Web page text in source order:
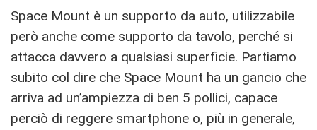
Space Mount è un supporto da auto, utilizzabile
però anche come supporto da tavolo, perché si
attacca davvero a qualsiasi superficie. Partiamo
subito col dire che Space Mount ha un gancio che
arriva ad un’ampiezza di ben 5 pollici, capace
perciò di reggere smartphone o, più in generale,